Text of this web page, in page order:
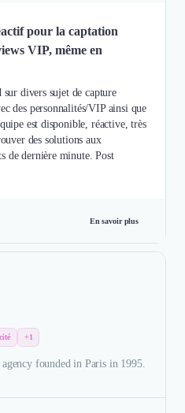
pour la captation
VIP, même en
divers sujet de capture
des personnalités/VIP ainsi que
est disponible, réactive, très
des solutions aux
de dernière minute. Post
En savoir plus
+1
founded in Paris in 1995.